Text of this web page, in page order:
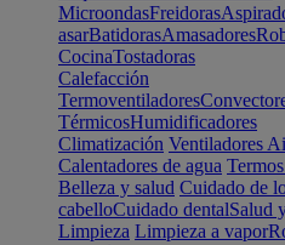
MicroondasFreidoras
asarBatidorasAmasadores
CocinaTostadoras
Calefacción
Termoventiladores
TérmicosHumidificadores
Climatización Ventiladores
Calentadores de agua
Belleza y salud Cuidado de
cabelloCuidado dentalSalud
Limpieza Limpieza a vapor